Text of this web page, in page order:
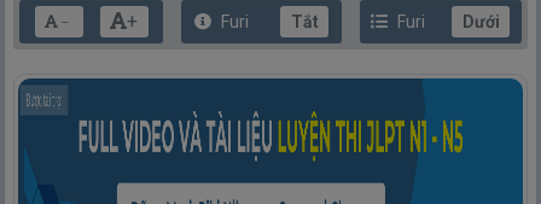
－ + Furi Tắt Furi Dưới